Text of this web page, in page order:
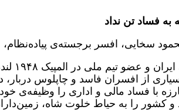
به فساد تن نداد
سخایی، افسر برجسته‌ی پیاده‌نظام،
از افسران فاسد و چاپلوس
با فساد مالی و اداری را وظیفه‌ی
و کشور را به حیاط خلوت شاه،